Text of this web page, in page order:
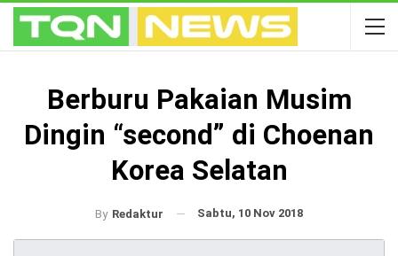
Berburu Pakaian Musim
Dingin “second” di Choenan
Korea Selatan
By Redaktur Sabtu, 10 Nov 2018